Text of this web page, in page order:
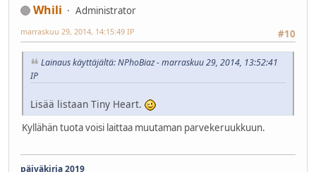
Whili
Administrator
#10
marraskuu 29, 2014, 14:15:49 IP
Lainaus käyttäjältä: NPhoBiaz - marraskuu 29, 2014, 13:52:41
IP
Lisää listaan Tiny Heart.
Kyllähän tuota voisi laittaa muutaman parvekeruukkuun.
päiväkirja 2019